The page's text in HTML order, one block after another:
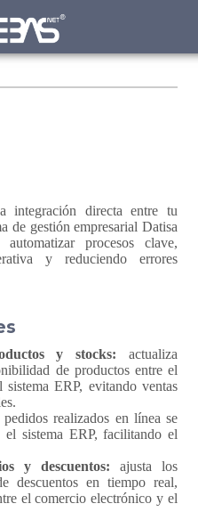
integración directa entre tu
de gestión empresarial Datisa
procesos clave,
y reduciendo errores
y stocks: actualiza
de productos entre el
ERP, evitando ventas
pedidos realizados en línea se
el sistema ERP, facilitando el
y descuentos: ajusta los
descuentos en tiempo real,
el comercio electrónico y el